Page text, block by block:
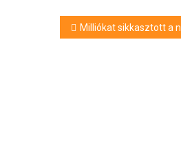
Bejegyzés
Milliókat sikkasztott a nagyatádi közös képviselő